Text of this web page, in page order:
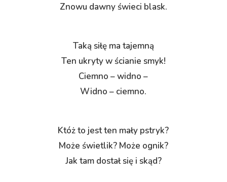
Znowu dawny świeci blask.
Taką siłę ma tajemną
Ten ukryty w ścianie smyk!
Ciemno – widno –
Widno – ciemno.
Któż to jest ten mały pstryk?
Może świetlik? Może ognik?
Jak tam dostał się i skąd?